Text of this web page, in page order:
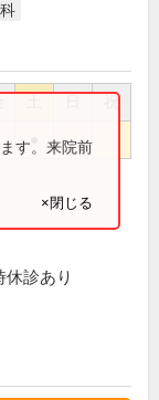
祝
す。来院前
×閉じる
診あり